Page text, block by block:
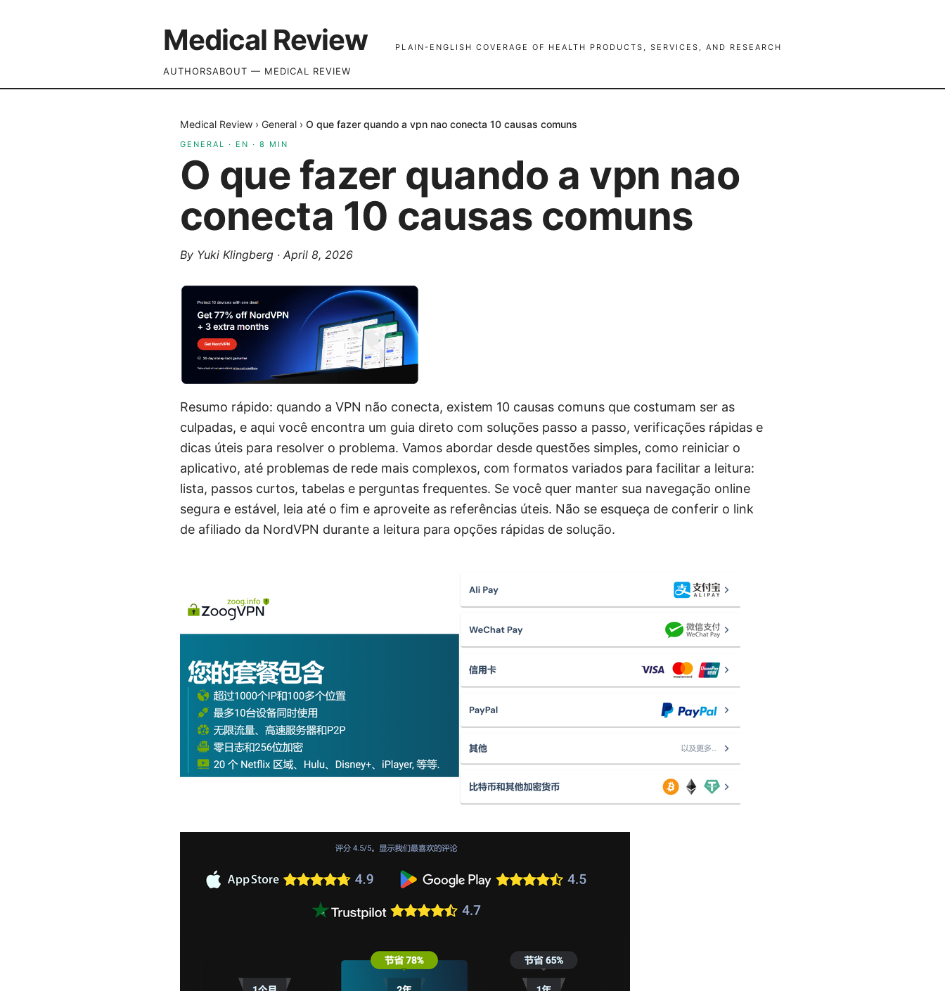
Medical Review PLAIN-ENGLISH COVERAGE OF HEALTH PRODUCTS, SERVICES, AND RESEARCH
AUTHORSABOUT — MEDICAL REVIEW
Medical Review › General › O que fazer quando a vpn nao conecta 10 causas comuns
GENERAL · EN · 8 MIN
O que fazer quando a vpn nao
conecta 10 causas comuns
By Yuki Klingberg · April 8, 2026
Resumo rápido: quando a VPN não conecta, existem 10 causas comuns que costumam ser as
culpadas, e aqui você encontra um guia direto com soluções passo a passo, verificações rápidas e
dicas úteis para resolver o problema. Vamos abordar desde questões simples, como reiniciar o
aplicativo, até problemas de rede mais complexos, com formatos variados para facilitar a leitura:
lista, passos curtos, tabelas e perguntas frequentes. Se você quer manter sua navegação online
segura e estável, leia até o fim e aproveite as referências úteis. Não se esqueça de conferir o link
de afiliado da NordVPN durante a leitura para opções rápidas de solução.